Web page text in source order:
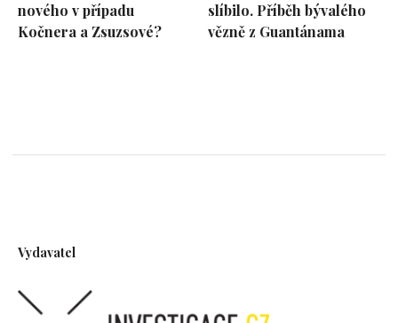
nového v případu
Kočnera a Zsuzsové?
slíbilo. Příběh bývalého
vězně z Guantánama
Vydavatel